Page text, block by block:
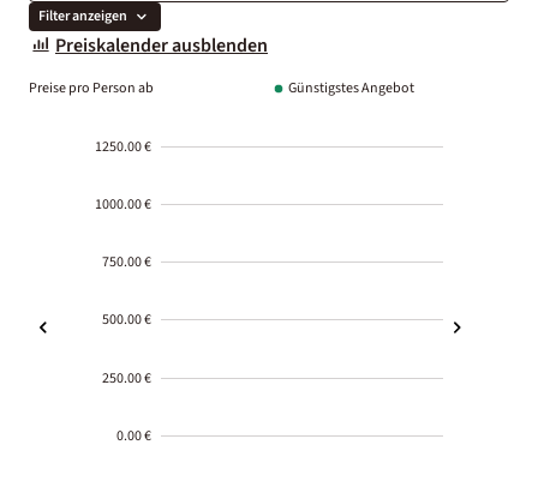
Filter anzeigen
Preiskalender ausblenden
Preise pro Person ab Günstigstes Angebot
1250.00 €
1000.00 €
750.00 €
500.00 €
250.00 €
0.00 €